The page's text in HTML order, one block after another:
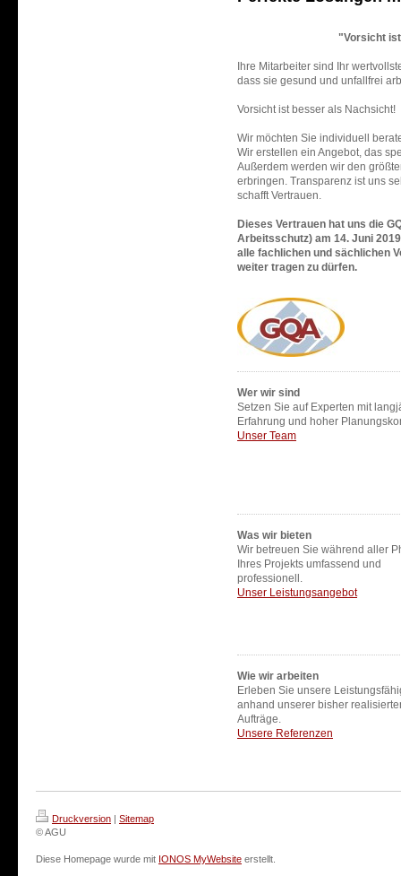
"Vorsicht
Ihre Mitarbeiter sind Ihr
dass sie gesund und unfallfrei
Vorsicht ist besser als Nachsicht!
Wir möchten Sie individuell
Wir erstellen ein Angebot, das
Außerdem werden wir den
erbringen. Transparenz ist uns
schafft Vertrauen.
Dieses Vertrauen hat uns die
Arbeitsschutz) am 14. Juni
alle fachlichen und sächlichen
weiter tragen zu dürfen.
Wer wir sind
Setzen Sie auf Experten mit
Erfahrung und hoher
Unser Team
Was wir bieten
Wir betreuen Sie während aller
Ihres Projekts umfassend und
professionell.
Unser Leistungsangebot
Wie wir arbeiten
Erleben Sie unsere
anhand unserer bisher
Aufträge.
Unsere Referenzen
Druckversion | Sitemap
© AGU
Diese Homepage wurde mit IONOS MyWebsite erstellt.